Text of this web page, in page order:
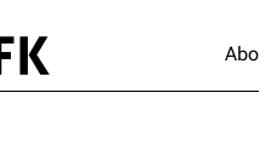
Abo